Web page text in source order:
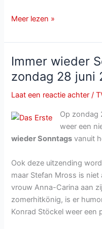
Michael
Marianne
en
Michael
in
ziekenhuis
beroerte
Meer lezen »
Immer wieder
zondag 28 juni
Laat een reactie achter /
Op zondag
weer een
wieder Sonntags vanuit
Ook deze uitzending
maar Stefan Mross is niet
vrouw Anna-Carina aan
zomerhitkönig, is er
Konrad Stöckel weer een